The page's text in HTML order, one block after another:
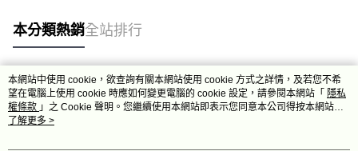
本分類熱銷全站排行
熱門標籤
本網站中使用 cookie，欲查詢有關本網站使用 cookie 方式之詳情，及若您不希
望在電腦上使用 cookie 時應如何變更電腦的 cookie 設定，請參閱本網站「 隱私
權條款 」之 Cookie 聲明。您繼續使用本網站即表示您同意本公司得按本網站使
用條款之 Cookie 聲明使用 cookie。
了解更多 >